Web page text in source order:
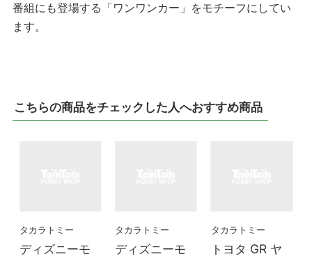
番組にも登場する「ワンワンカー」をモチーフにしてい
ます。
こちらの商品をチェックした人へおすすめ商品
タカラトミー
ディズニーモ
タカラトミー
ディズニーモ
タカラトミー
トヨタ GR ヤ